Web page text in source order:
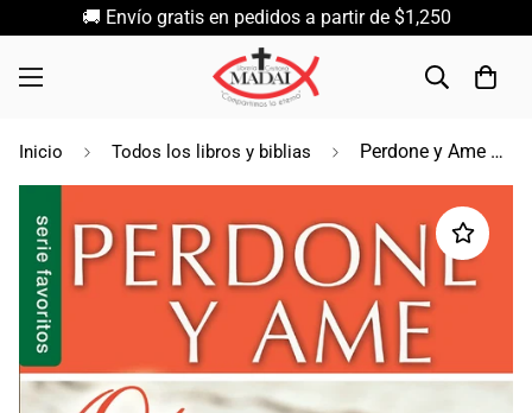
🚚 Envío gratis en pedidos a partir de $1,250
Inicio Todos los libros y biblias Perdone y Ame Otra Vez / John Nieder & Thomas M. Thompson/ Unilit